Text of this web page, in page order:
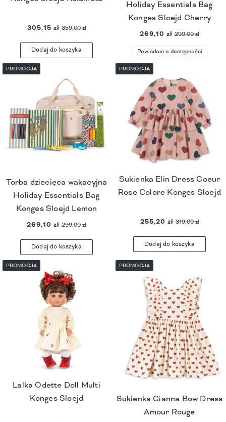
305,15 zł 359,00 zł
Dodaj do koszyka
Holiday Essentials Bag
Konges Sloejd Cherry
269,10 zł 299,00 zł
Powiadom o dostępności
Torba dziecięca wakacyjna
Holiday Essentials Bag
Konges Sloejd Lemon
269,10 zł 299,00 zł
Dodaj do koszyka
PROMOCJA
Sukienka Elin Dress Coeur
Rose Colore Konges Sloejd
255,20 zł 319,00 zł
Dodaj do koszyka
PROMOCJA
Lalka Odette Doll Multi
Konges Sloejd
PROMOCJA
Sukienka Cianna Bow Dress
Amour Rouge
PROMOCJA